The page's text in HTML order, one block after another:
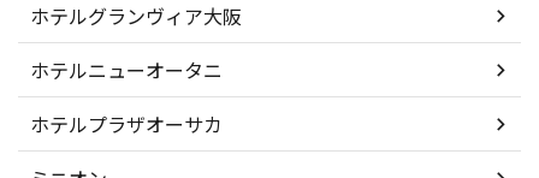
ホテルグランヴィア大阪
ホテルニューオータニ
ホテルプラザオーサカ